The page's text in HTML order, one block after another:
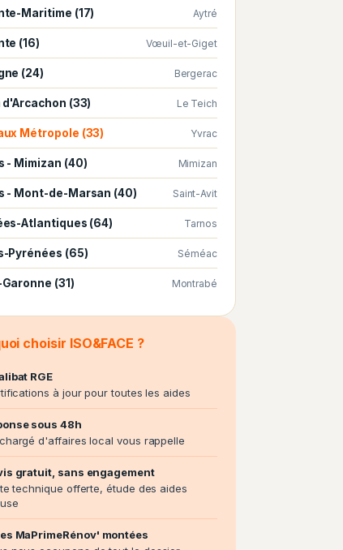
Maritime (17) Aytré
(16) Vœuil-et-Giget
(24) Bergerac
d'Arcachon (33) Le Teich
Métropole (33) Yvrac
- Mimizan (40) Mimizan
- Mont-de-Marsan (40) Saint-Avit
Atlantiques (64) Tarnos
Pyrénées (65) Séméac
(31) Montrabé
choisir ISO&FACE ?
RGE
à jour pour toutes les aides
sous 48h
d'affaires local vous rappelle
gratuit, sans engagement
technique offerte, étude des aides
MaPrimeRénov' montées